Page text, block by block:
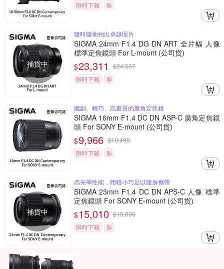
限時下殺
券
補貨中
隨時隨地拍出卓越照片
SIGMA 24mm F1.4 DG DN ART 全片幅 人像
標準定焦鏡頭 For L-mount (公司貨)
$23,311 $24,537
限時下殺
券
纖細、輕巧、高畫質的廣角定焦鏡
SIGMA 16mm F1.4 DC DN ASP-C 廣角定焦鏡
頭 For SONY E-mount (公司貨)
$9,966 $10,490
限時下殺
券
補貨中
高光學性能，體積小巧足以隨身攜帶
SIGMA 23mm F1.4 DC DN APS-C 人像 標準
定焦鏡頭 For SONY E-mount (公司貨)
$15,010 $15,800
限時下殺
券